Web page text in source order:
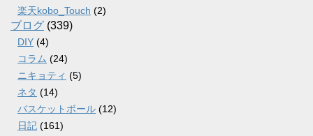
楽天kobo_Touch (2)
ブログ (339)
DIY (4)
コラム (24)
ニキョティ (5)
ネタ (14)
バスケットボール (12)
日記 (161)